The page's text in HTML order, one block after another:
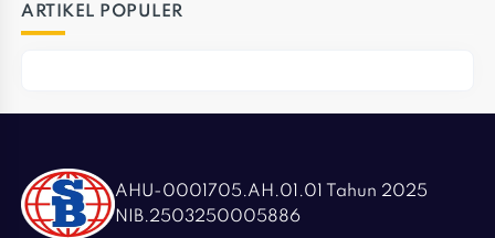
ARTIKEL POPULER
AHU-0001705.AH.01.01 Tahun 2025
NIB.2503250005886